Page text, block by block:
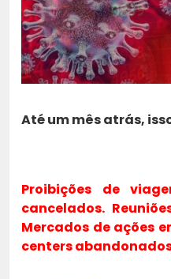
Até um mês atrás,
Proibições de
cancelados.
Mercados de ações
centers